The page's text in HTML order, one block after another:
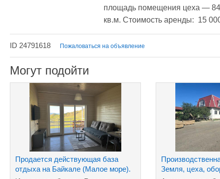
площадь помещения цеха —
кв.м.
ID 24791618 Пожаловаться на объявление
Могут подойти
Продается действующая база
отдыха на Байкале (Малое море).
Земля, цеха,